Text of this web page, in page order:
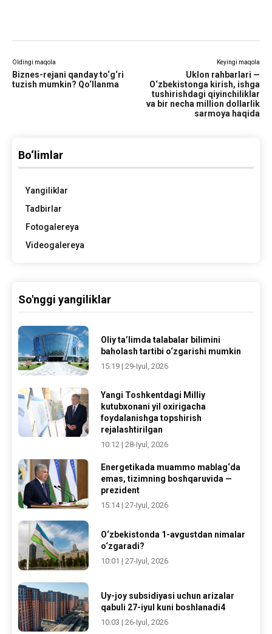
Oldingi maqola
Biznes-rejani qanday to‘g‘ri
tuzish mumkin? Qo‘llanma
Keyingi maqola
Uklon rahbarlari —
O‘zbekistonga kirish, ishga
tushirishdagi qiyinchiliklar
va bir necha million dollarlik
sarmoya haqida
Bo‘limlar
Yangiliklar
Tadbirlar
Fotogalereya
Videogalereya
So'nggi yangiliklar
Oliy ta’limda talabalar bilimini
baholash tartibi o‘zgarishi mumkin
15:19 | 29-Iyul, 2026
Yangi Toshkentdagi Milliy
kutubxonani yil oxirigacha
foydalanishga topshirish
rejalashtirilgan
10:12 | 28-Iyul, 2026
Energetikada muammo mablag‘da
emas, tizimning boshqaruvida —
prezident
15:14 | 27-Iyul, 2026
O‘zbekistonda 1-avgustdan nimalar
o‘zgaradi?
10:01 | 27-Iyul, 2026
Uy-joy subsidiyasi uchun arizalar
qabuli 27-iyul kuni boshlanadi4
10:03 | 26-Iyul, 2026